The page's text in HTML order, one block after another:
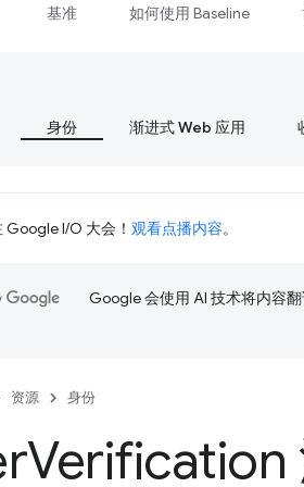
基准 如何使用 Baseline
身份 渐进式 Web 应用
Google I/O 大会！ 观看点播内容。
Google 会使用 AI 技术将内容
资源 身份
Verification